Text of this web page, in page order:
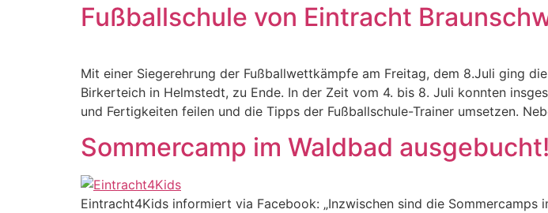
Fußballschule von Eintracht
Mit einer Siegerehrung der Fußballwettkämpfe am Freitag, dem 8.Juli ging
Birkerteich in Helmstedt, zu Ende. In der Zeit vom 4. bis 8. Juli konnten
und Fertigkeiten feilen und die Tipps der Fußballschule-Trainer umsetzen.
Sommercamp im Waldbad ausgebucht!
Eintracht4Kids informiert via Facebook: „Inzwischen sind die